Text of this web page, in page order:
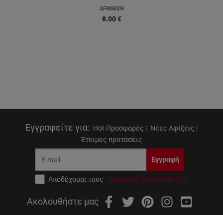
AF888009
8.00 €
Εγγραφείτε για: Hot Προσφορές | Νέες Αφίξεις |
Έτοιμες προτάσεις
Εγγραφή
Αποδέχομαι τους όρους και προϋποθέσεις
Ακολουθήστε μας